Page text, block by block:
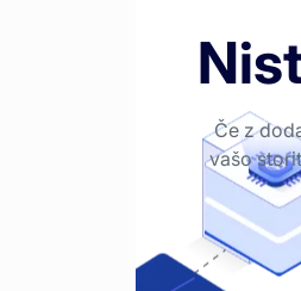
Če z
vašo